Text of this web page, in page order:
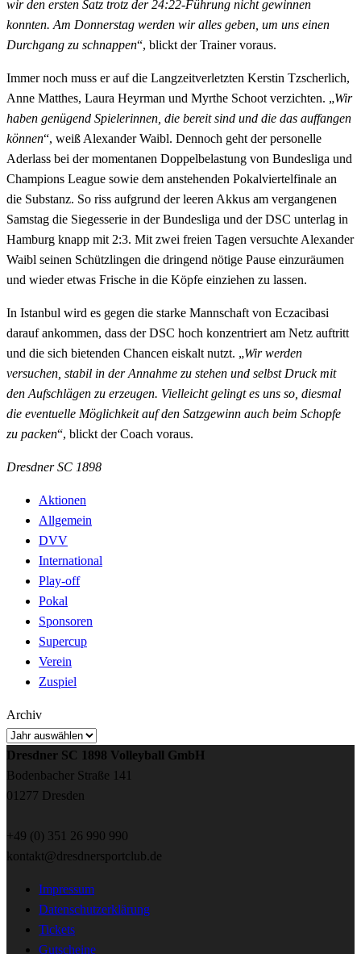
wir den ersten Satz trotz der 24:22-Führung nicht gewinnen
konnten. Am Donnerstag werden wir alles geben, um uns einen
Durchgang zu schnappen“, blickt der Trainer voraus.
Immer noch muss er auf die Langzeitverletzten Kerstin Tzscherlich,
Anne Matthes, Laura Heyrman und Myrthe Schoot verzichten. „Wir
haben genügend Spielerinnen, die bereit sind und die das auffangen
können“, weiß Alexander Waibl. Dennoch geht der personelle
Aderlass bei der momentanen Doppelbelastung von Bundesliga und
Champions League sowie dem anstehenden Pokalviertelfinale an
die Substanz. So riss aufgrund der leeren Akkus am vergangenen
Samstag die Siegesserie in der Bundesliga und der DSC unterlag in
Hamburg knapp mit 2:3. Mit zwei freien Tagen versuchte Alexander
Waibl seinen Schützlingen die dringend nötige Pause einzuräumen
und wieder etwas Frische in die Köpfe einziehen zu lassen.
In Istanbul wird es gegen die starke Mannschaft von Eczacibasi
darauf ankommen, dass der DSC hoch konzentriert am Netz auftritt
und die sich bietenden Chancen eiskalt nutzt. „Wir werden
versuchen, stabil in der Annahme zu stehen und selbst Druck mit
den Aufschlägen zu erzeugen. Vielleicht gelingt es uns so, diesmal
die eventuelle Möglichkeit auf den Satzgewinn auch beim Schopfe
zu packen“, blickt der Coach voraus.
Dresdner SC 1898
Aktionen
Allgemein
DVV
International
Play-off
Pokal
Sponsoren
Supercup
Verein
Zuspiel
Archiv
Dresdner SC 1898 Volleyball GmbH
Bodenbacher Straße 141
01277 Dresden
+49 (0) 351 26 990 990
kontakt@dresdnersportclub.de
Impressum
Datenschutzerklärung
Tickets
Gutscheine